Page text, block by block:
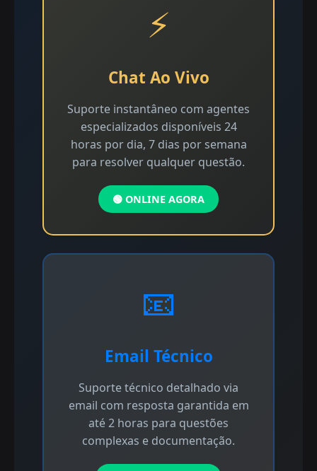
⚡
Chat Ao Vivo
Suporte instantâneo com agentes
especializados disponíveis 24
horas por dia, 7 dias por semana
para resolver qualquer questão.
🟢 ONLINE AGORA
📧
Email Técnico
Suporte técnico detalhado via
email com resposta garantida em
até 2 horas para questões
complexas e documentação.